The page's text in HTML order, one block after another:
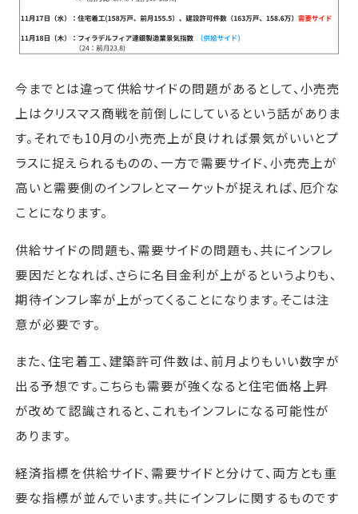
今までとは違って供給サイドの問題があるとして、小売売
上はクリスマス商戦を前倒しにしているという話がありま
す。それでも10月の小売売上が良ければ景気がいいとプ
ラスに捉えられるものの、一方で需要サイド、小売売上が
高いと需要側のインフレとマーケットが捉えれば、厄介な
ことになります。
供給サイドの問題も、需要サイドの問題も、共にインフレ
要因だとなれば、さらに名目金利が上がるというよりも、
期待インフレ率が上がってくることになります。そこは注
意が必要です。
また、住宅着工、建築許可件数は、前月よりもいい数字が
出る予想です。こちらも需要が強くなると住宅価格上昇
が改めて認識されると、これもインフレになる可能性が
あります。
経済指標を供給サイド、需要サイドと分けて、両方とも重
要な指標が並んでいます。共にインフレに関するものです